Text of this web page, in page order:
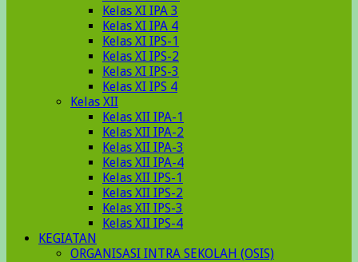
Kelas XI IPA 3
Kelas XI IPA 4
Kelas XI IPS-1
Kelas XI IPS-2
Kelas XI IPS-3
Kelas XI IPS 4
Kelas XII
Kelas XII IPA-1
Kelas XII IPA-2
Kelas XII IPA-3
Kelas XII IPA-4
Kelas XII IPS-1
Kelas XII IPS-2
Kelas XII IPS-3
Kelas XII IPS-4
KEGIATAN
ORGANISASI INTRA SEKOLAH (OSIS)